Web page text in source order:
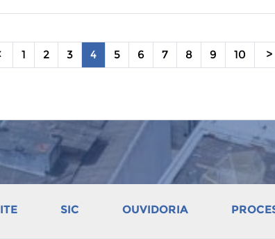
1 2 3 4 5 6 7 8 9 10 >
SIC OUVIDORIA